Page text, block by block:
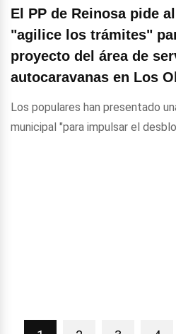
El PP de Reinosa pide
"agilice los trámites"
proyecto del área de
autocaravanas en Los
Los populares han presentado
municipal "para impulsar el